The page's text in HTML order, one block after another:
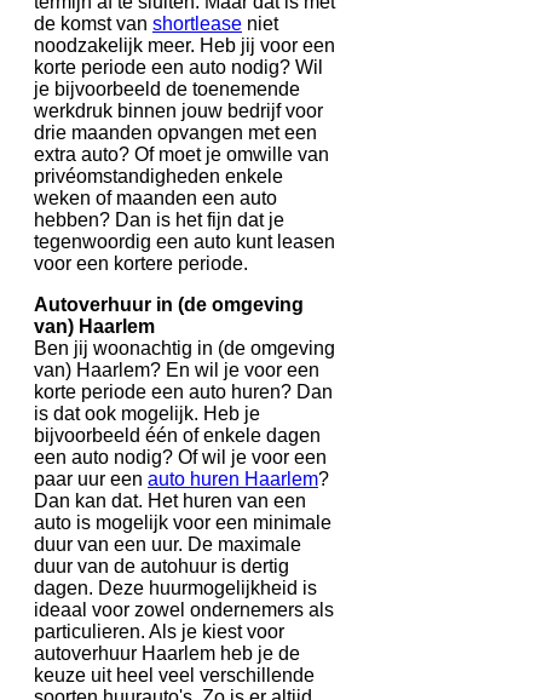
de komst van shortlease niet
noodzakelijk meer. Heb jij voor een
korte periode een auto nodig? Wil
je bijvoorbeeld de toenemende
werkdruk binnen jouw bedrijf voor
drie maanden opvangen met een
extra auto? Of moet je omwille van
privéomstandigheden enkele
weken of maanden een auto
hebben? Dan is het fijn dat je
tegenwoordig een auto kunt leasen
voor een kortere periode.
Autoverhuur in (de omgeving
van) Haarlem
Ben jij woonachtig in (de omgeving
van) Haarlem? En wil je voor een
korte periode een auto huren? Dan
is dat ook mogelijk. Heb je
bijvoorbeeld één of enkele dagen
een auto nodig? Of wil je voor een
paar uur een auto huren Haarlem?
Dan kan dat. Het huren van een
auto is mogelijk voor een minimale
duur van een uur. De maximale
duur van de autohuur is dertig
dagen. Deze huurmogelijkheid is
ideaal voor zowel ondernemers als
particulieren. Als je kiest voor
autoverhuur Haarlem heb je de
keuze uit heel veel verschillende